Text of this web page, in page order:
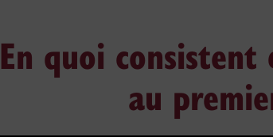
En quoi consistent
au